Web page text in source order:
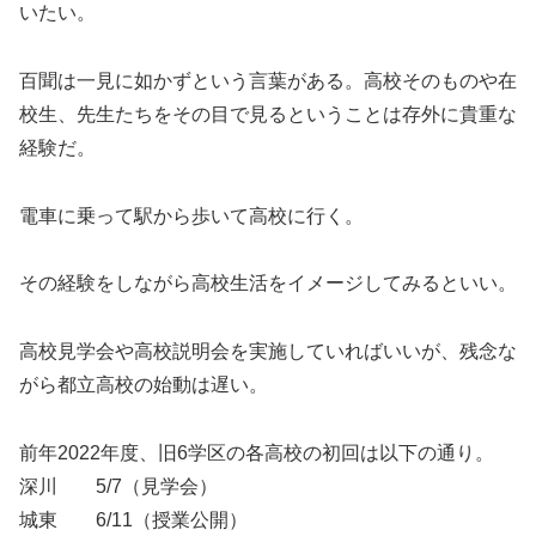
いたい。
百聞は一見に如かずという言葉がある。高校そのものや在
校生、先生たちをその目で見るということは存外に貴重な
経験だ。
電車に乗って駅から歩いて高校に行く。
その経験をしながら高校生活をイメージしてみるといい。
高校見学会や高校説明会を実施していればいいが、残念な
がら都立高校の始動は遅い。
前年2022年度、旧6学区の各高校の初回は以下の通り。
深川 5/7（見学会）
城東 6/11（授業公開）